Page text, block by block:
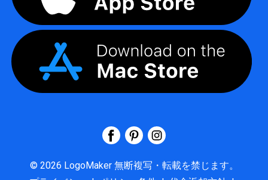
© 2026 LogoMaker 無断複写・転載を禁じます。